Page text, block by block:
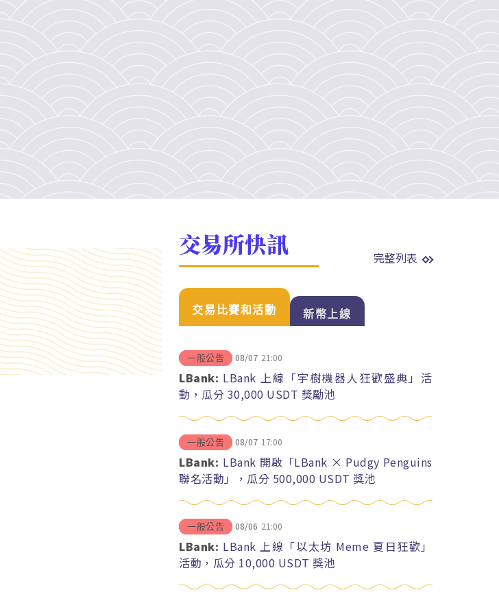
交易所快訊 完整列表
交易比賽和活動 新幣上線
一般公告 08/07 21:00
LBank: LBank 上線「宇樹機器人狂歡盛典」活
動，瓜分 30,000 USDT 獎勵池
一般公告 08/07 17:00
LBank: LBank 開啟「LBank × Pudgy Penguins
聯名活動」，瓜分 500,000 USDT 獎池
一般公告 08/06 21:00
LBank: LBank 上線「以太坊 Meme 夏日狂歡」
活動，瓜分 10,000 USDT 獎池